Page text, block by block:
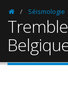
HomepageSéismologie